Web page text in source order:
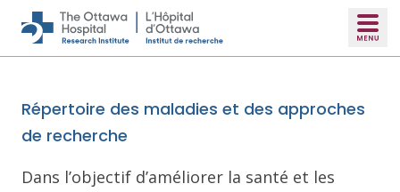
Skip to main content
Répertoire des maladies et des approches
de recherche
Dans l’objectif d’améliorer la santé et les